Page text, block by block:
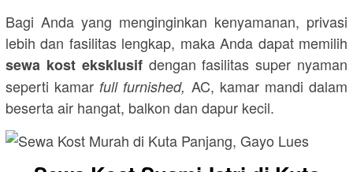
Bagi Anda yang menginginkan kenyamanan, privasi
lebih dan fasilitas lengkap, maka Anda dapat memilih
sewa kost eksklusifdengan fasilitas super nyaman
seperti kamarfull furnished, AC, kamar mandi dalam
beserta air hangat, balkon dan dapur kecil.